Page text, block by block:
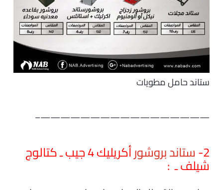
ستاند حامل مطويات
—————————————————–
2- ستاند بروشور أكريليك 4 جيب ـ كتالوج
شيلف ـ :